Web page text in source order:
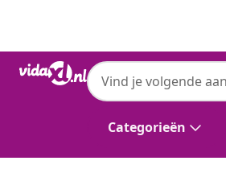
Categorieën